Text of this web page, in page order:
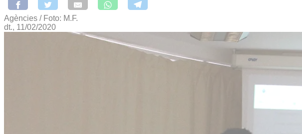
Agències / Foto: M.F.
dt., 11/02/2020